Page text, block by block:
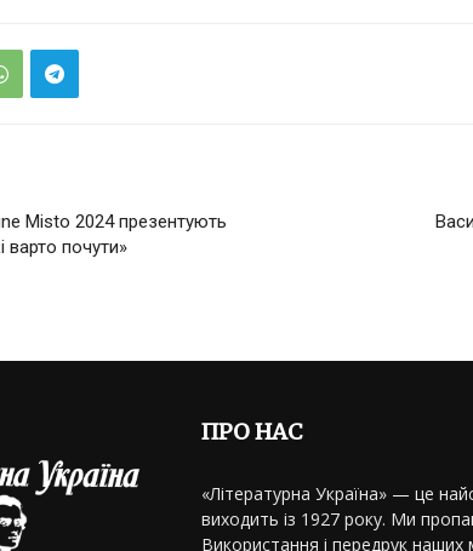
Misto 2024 презентують
варто почути»
ПРО НАС
«Літературна Україна» — це
виходить із 1927 року. Ми
Використання і передрук наших